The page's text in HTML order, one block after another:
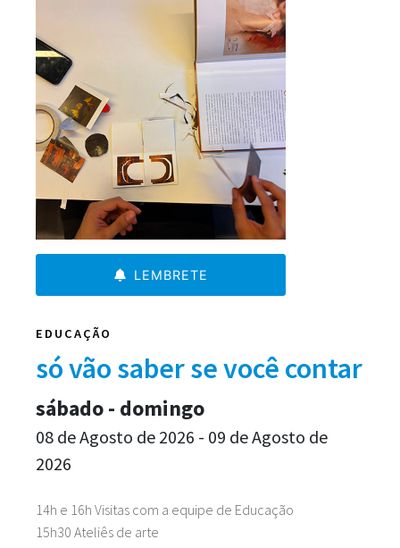
LEMBRETE
EDUCAÇÃO
só vão saber se você contar
14h e 16h Visitas com a equipe de Educação
15h30 Ateliês de arte
sábado - domingo
08 de Agosto de 2026 - 09 de Agosto de
2026